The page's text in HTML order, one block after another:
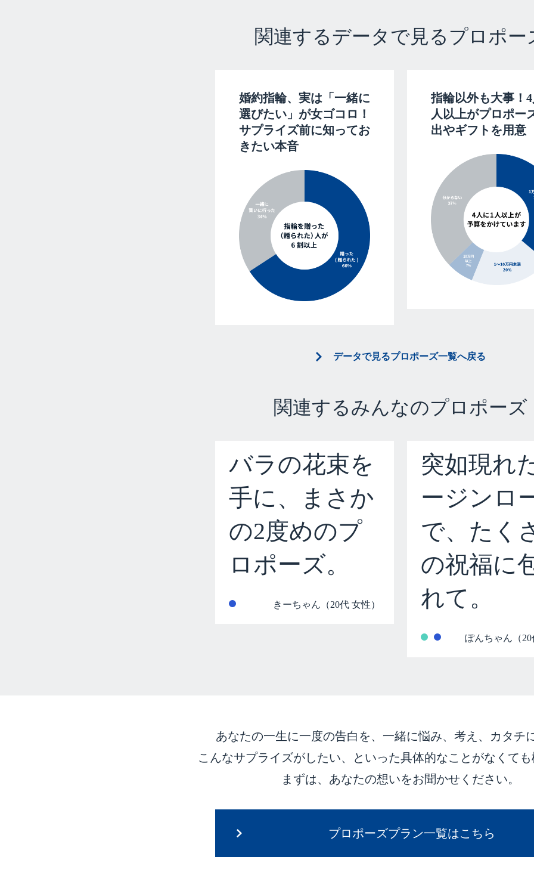
関連するデータで見るプロポー
婚約指輪、実は「一緒に
選びたい」が女ゴコロ！
サプライズ前に知ってお
きたい本音
指輪以外も大事！4
人以上がプロポー
出やギフトを用意
データで見るプロポーズ一覧へ戻る
関連するみんなのプロポーズ
バラの花束を
手に、まさか
の2度めのプ
ロポーズ。
きーちゃん（20代 女性）
突如現れ
ージンロ
で、たく
の祝福に
れて。
ぽんちゃん（20
あなたの一生に一度の告白を、 一緒に悩み、考え、カタチ
こんなサプライズがしたい、
といった具体的なことがなくても
まずは、あなたの想いをお聞かせください。
プロポーズプラン一覧はこちら